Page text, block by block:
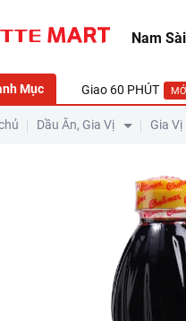
Nam
Mục Giao 60 PHÚT
Dầu Ăn, Gia Vị Gia Vị